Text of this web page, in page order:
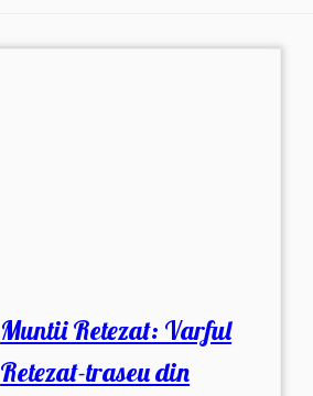
Muntii Retezat: Varful
Retezat-traseu din